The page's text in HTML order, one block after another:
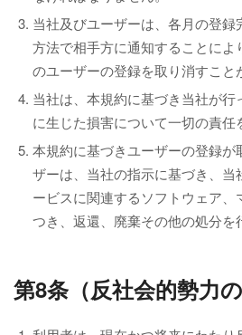
当社及びユーザーは、各月の登
方法で相手方に通知することによ
のユーザーの登録を取り消すこと
当社は、本規約に基づき当社が
に生じた損害について一切の責任
本規約に基づきユーザーの登録が
ザーは、当社の指示に基づき、当
ービスに関連するソフトウェア、
つき、返還、廃棄その他の処分を
第8条（反社会的勢力の